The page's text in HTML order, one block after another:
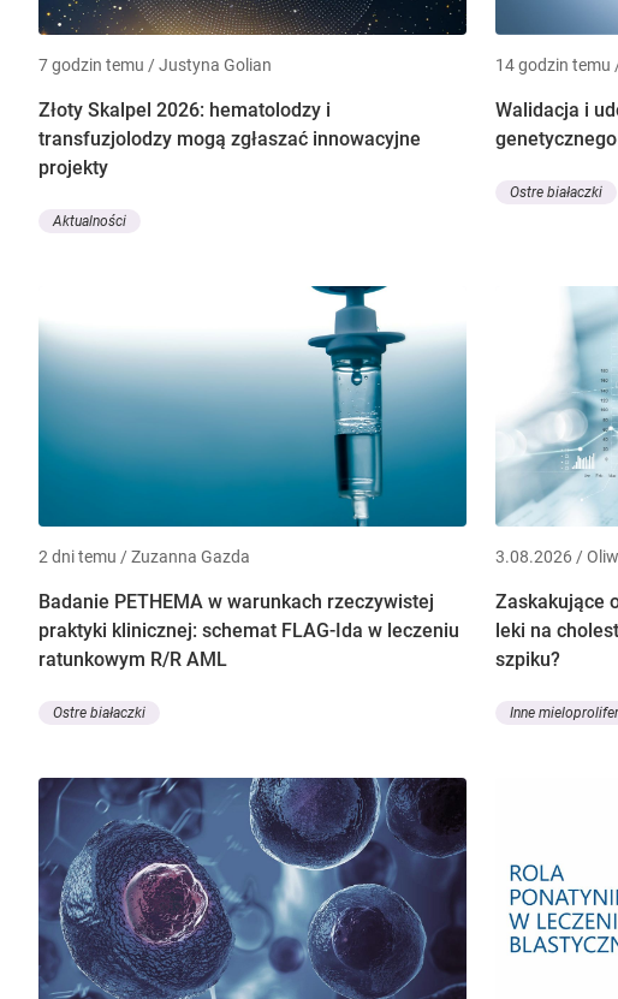
7 godzin temu / Justyna Golian
Złoty Skalpel 2026: hematolodzy i
transfuzjolodzy mogą zgłaszać innowacyjne
projekty
Aktualności
14 godzin temu
Walidacja i
Ostre białaczki
2 dni temu / Zuzanna Gazda
Badanie PETHEMA w warunkach rzeczywistej
praktyki klinicznej: schemat FLAG-Ida w leczeniu
ratunkowym R/R AML
Ostre białaczki
3.08.2026 /
Zaskakujące
leki na
szpiku?
Inne